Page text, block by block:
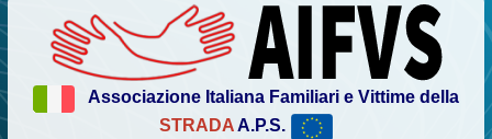
Associazione Italiana Familiari e Vittime della
STRADAA.P.S.